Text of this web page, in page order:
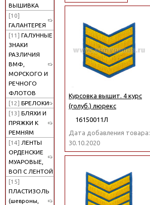
ВЫШИВКА
[10]
ГАЛАНТЕРЕЯ
[11] ГАЛУННЫЕ
ЗНАКИ
РАЗЛИЧИЯ
ВМФ,
МОРСКОГО И
РЕЧНОГО
ФЛОТОВ
[12] БРЕЛОКИ
[13] БЛЯХИ И
ПРЯЖКИ К
РЕМНЯМ
[14] ЛЕНТЫ
ОРДЕНСКИЕ
МУАРОВЫЕ,
ВОП С ЛЕНТОЙ
[15]
ПЛАСТИЗОЛЬ
(шевроны,
Курсовка вышит. 4 курс
(голуб.) люрекс
16150011Л
Дата добавления товара:
30.10.2020